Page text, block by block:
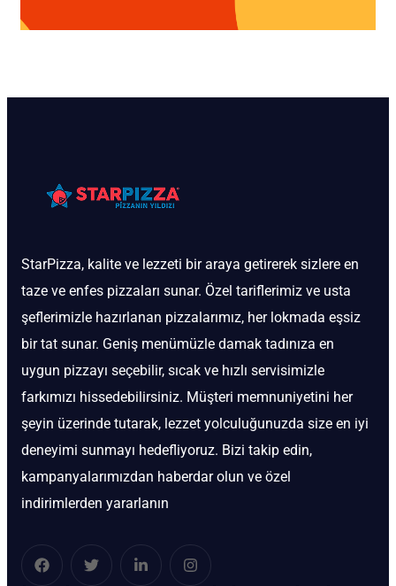
StarPizza, kalite ve lezzeti bir araya getirerek sizlere en
taze ve enfes pizzaları sunar. Özel tariflerimiz ve usta
şeflerimizle hazırlanan pizzalarımız, her lokmada eşsiz
bir tat sunar. Geniş menümüzle damak tadınıza en
uygun pizzayı seçebilir, sıcak ve hızlı servisimizle
farkımızı hissedebilirsiniz. Müşteri memnuniyetini her
şeyin üzerinde tutarak, lezzet yolculuğunuzda size en iyi
deneyimi sunmayı hedefliyoruz. Bizi takip edin,
kampanyalarımızdan haberdar olun ve özel
indirimlerden yararlanın